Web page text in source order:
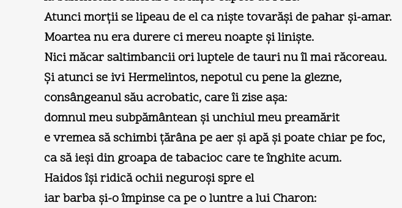
Atunci morţii se lipeau de el ca nişte tovarăşi de pahar şi-amar.
Moartea nu era durere ci mereu noapte şi linişte.
Nici măcar saltimbancii ori luptele de tauri nu îl mai răcoreau.
Şi atunci se ivi Hermelintos, nepotul cu pene la glezne,
consângeanul său acrobatic, care îi zise aşa:
domnul meu subpământean şi unchiul meu preamărit
e vremea să schimbi ţărâna pe aer şi apă şi poate chiar pe foc,
ca să ieşi din groapa de tabacioc care te înghite acum.
Haidos îşi ridică ochii neguroşi spre el
iar barba şi-o împinse ca pe o luntre a lui Charon: